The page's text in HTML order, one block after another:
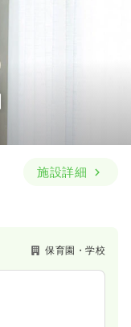
施設詳細
保育園・学校